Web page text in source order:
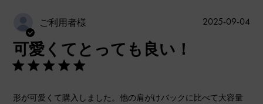
ご利用者様
可愛くてとっても良い！
形が可愛くて購入しました。他の肩がけバックに比べて大容量
公
2025-09-04